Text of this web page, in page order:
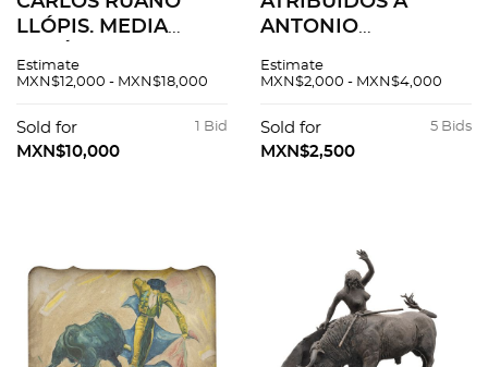
LLÓPIS. MEDIA
INTERPRETADA POR
SOLDADO”. Óleo
sobre tela. Firmado
Estimate
MXN$12,000 - MXN$18,000
1 Bid
Sold for
MXN$10,000
ANTONIO
PINTURAS DE
tela. Firmados. 40 x
50 cm. 3 piezas
Estimate
MXN$2,000 - MXN$4,000
5 Bids
Sold for
MXN$2,500